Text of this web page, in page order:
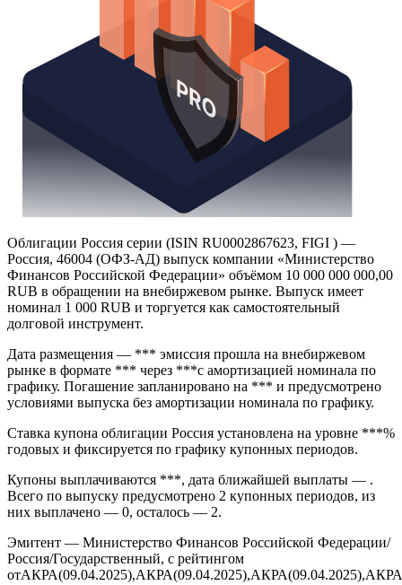
Облигации Россия серии (ISIN RU0002867623, FIGI ) —
Россия, 46004 (ОФЗ-АД) выпуск компании «Министерство
Финансов Российской Федерации» объёмом 10 000 000 000,00
RUB в обращении на внебиржевом рынке. Выпуск имеет
номинал 1 000 RUB и торгуется как самостоятельный
долговой инструмент.
Дата размещения — *** эмиссия прошла на внебиржевом
рынке в формате *** через ***с амортизацией номинала по
графику. Погашение запланировано на *** и предусмотрено
условиями выпуска без амортизации номинала по графику.
Ставка купона облигации Россия установлена на уровне ***%
годовых и фиксируется по графику купонных периодов.
Купоны выплачиваются ***, дата ближайшей выплаты — .
Всего по выпуску предусмотрено 2 купонных периодов, из
них выплачено — 0, осталось — 2.
Эмитент — Министерство Финансов Российской Федерации/
Россия/Государственный, с рейтингом